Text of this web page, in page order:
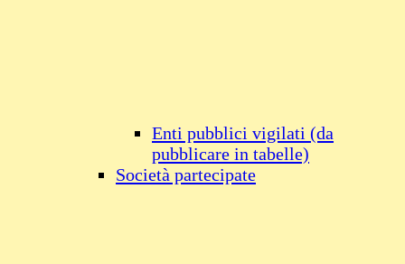
Enti pubblici vigilati (da
pubblicare in tabelle)
Società partecipate